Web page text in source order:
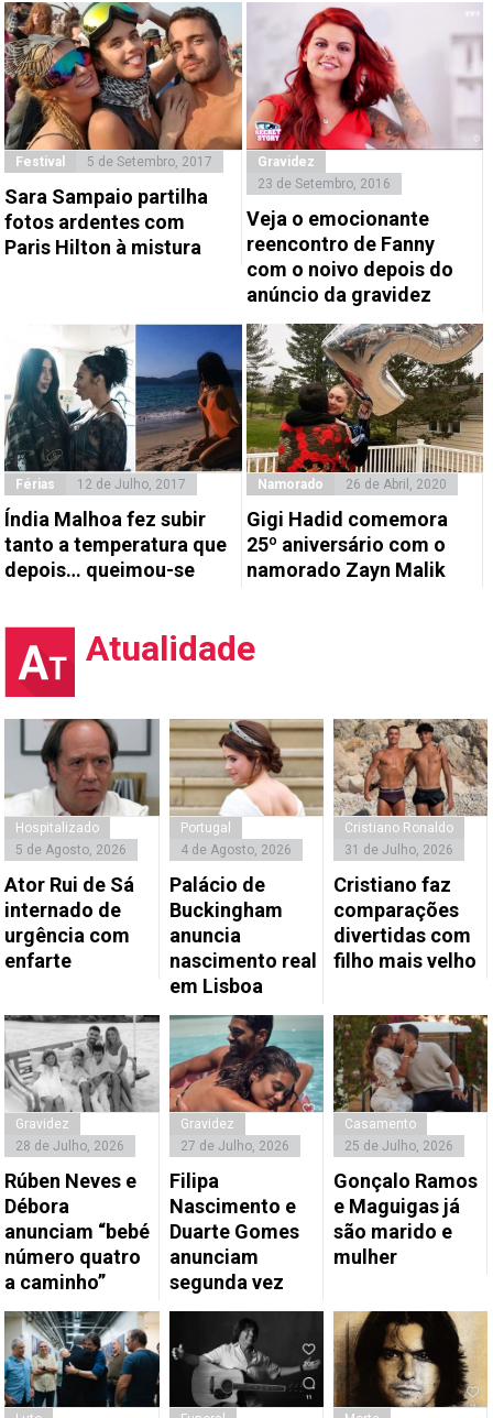
Festival 5 de Setembro, 2017
Sara Sampaio partilha
fotos ardentes com
Paris Hilton à mistura
Gravidez
23 de Setembro, 2016
Veja o emocionante
reencontro de Fanny
com o noivo depois do
anúncio da gravidez
Férias 12 de Julho, 2017
Índia Malhoa fez subir
tanto a temperatura que
depois… queimou-se
Namorado 26 de Abril, 2020
Gigi Hadid comemora
25º aniversário com o
namorado Zayn Malik
Atualidade
Hospitalizado
5 de Agosto, 2026
Ator Rui de Sá
internado de
urgência com
enfarte
Portugal
4 de Agosto, 2026
Palácio de
Buckingham
anuncia
nascimento real
em Lisboa
Cristiano Ronaldo
31 de Julho, 2026
Cristiano faz
comparações
divertidas com
filho mais velho
Gravidez
28 de Julho, 2026
Rúben Neves e
Débora
anunciam “bebé
número quatro
a caminho”
Gravidez
27 de Julho, 2026
Filipa
Nascimento e
Duarte Gomes
anunciam
segunda vez
Casamento
25 de Julho, 2026
Gonçalo Ramos
e Maguigas já
são marido e
mulher